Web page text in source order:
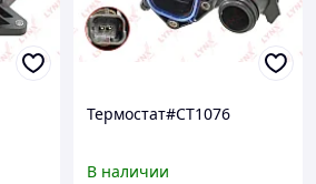
Термостат#CT1076
В наличии